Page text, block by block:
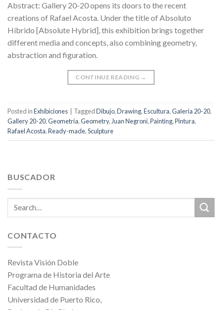
Abstract: Gallery 20-20 opens its doors to the recent
creations of Rafael Acosta. Under the title of Absoluto
Híbrido [Absolute Hybrid], this exhibition brings together
different media and concepts, also combining geometry,
abstraction and figuration.
CONTINUE READING →
Posted inExhibiciones TaggedDibujo,Drawing,Escultura,Galería 20-20,
Gallery 20-20,Geometría,Geometry,Juan Negroni,Painting,Pintura,
Rafael Acosta,Ready-made,Sculpture
BUSCADOR
CONTACTO
Revista Visión Doble
Programa de Historia del Arte
Facultad de Humanidades
Universidad de Puerto Rico,